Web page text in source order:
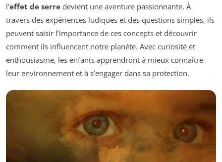
l’effet de serre devient une aventure passionnante. À
travers des expériences ludiques et des questions simples, ils
peuvent saisir l’importance de ces concepts et découvrir
comment ils influencent notre planète. Avec curiosité et
enthousiasme, les enfants apprendront à mieux connaître
leur environnement et à s’engager dans sa protection.